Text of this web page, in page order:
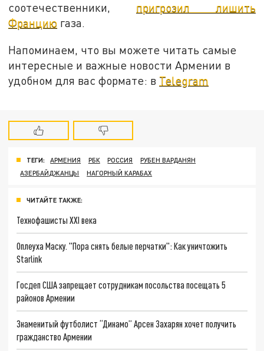
соотечественники, пригрозил лишить
Францию газа.
Напоминаем, что вы можете читать самые
интересные и важные новости Армении в
удобном для вас формате: в Telegram
ТЕГИ: АРМЕНИЯ РБК РОССИЯ
РУБЕН ВАРДАНЯН
АЗЕРБАЙДЖАНЦЫ
НАГОРНЫЙ КАРАБАХ
ЧИТАЙТЕ ТАКЖЕ:
Технофашисты XXI века
Оплеуха Маску. "Пора снять белые перчатки": Как уничтожить
Starlink
Госдеп США запрещает сотрудникам посольства посещать 5
районов Армении
Знаменитый футболист “Динамо” Арсен Захарян хочет получить
гражданство Армении